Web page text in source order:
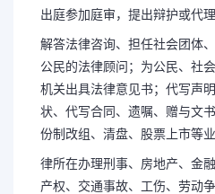
出庭参加庭审，提出辩护或代理
解答法律咨询、担任社会团体
公民的法律顾问；为公民、社
机关出具法律意见书；代写声
状、代写合同、遗嘱、赠与文
份制改组、清盘、股票上市等业
律所在办理刑事、房地产、金
产权、交通事故、工伤、劳动
厅批准成立的合
交通便利。律师
理论功底的...